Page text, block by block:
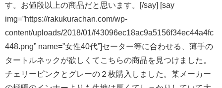
す。お値段以上の商品だと思います。[/say] [say
img=”https://rakukurachan.com/wp-
content/uploads/2018/01/f43096ec18ac9a5156f34ec44a4fc
448.png” name=”女性40代”]セーター等に合わせる、薄手の
タートルネックが欲しくてこちらの商品を見つけました。
チェリーピンクとグレーの２枚購入しました。某メーカー